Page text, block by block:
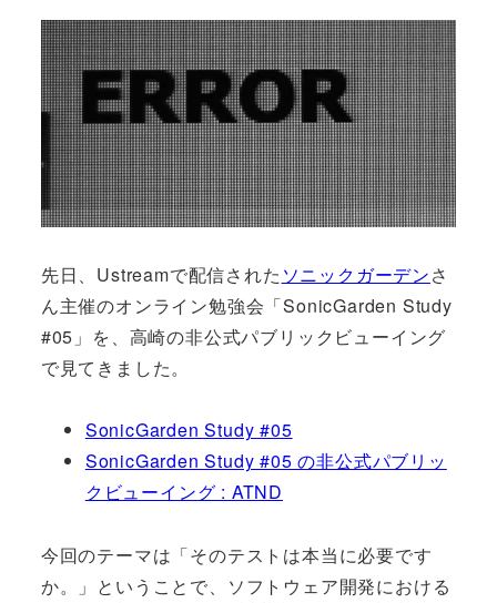
先日、Ustreamで配信された ソニックガーデンさ
ん主催のオンライン勉強会「SonicGarden Study
#05」を、高崎の非公式パブリックビューイング
で見てきました。
SonicGarden Study #05
SonicGarden Study #05 の非公式パブリッ
クビューイング : ATND
今回のテーマは「そのテストは本当に必要です
か。」ということで、ソフトウェア開発における